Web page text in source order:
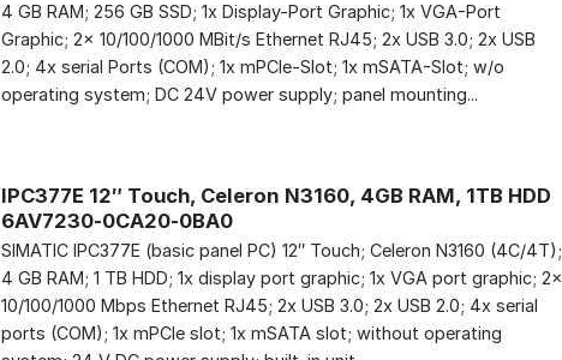
4 GB RAM; 256 GB SSD; 1x Display-Port Graphic; 1x VGA-Port
Graphic; 2x 10/100/1000 MBit/s Ethernet RJ45; 2x USB 3.0; 2x USB
2.0; 4x serial Ports (COM); 1x mPCIe-Slot; 1x mSATA-Slot; w/o
operating system; DC 24V power supply; panel mounting...
IPC377E 12″ Touch, Celeron N3160, 4GB RAM, 1TB HDD
6AV7230-0CA20-0BA0
SIMATIC IPC377E (basic panel PC) 12″ Touch; Celeron N3160 (4C/4T);
4 GB RAM; 1 TB HDD; 1x display port graphic; 1x VGA port graphic; 2x
10/100/1000 Mbps Ethernet RJ45; 2x USB 3.0; 2x USB 2.0; 4x serial
ports (COM); 1x mPCIe slot; 1x mSATA slot; without operating